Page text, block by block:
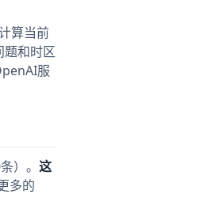
算当前
题和时区
服
）。 这
多的